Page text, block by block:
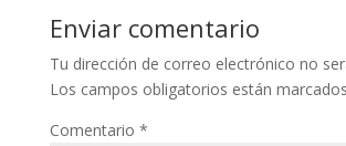
Enviar comentario
Tu dirección de correo electrónico no
Los campos obligatorios están
Comentario *